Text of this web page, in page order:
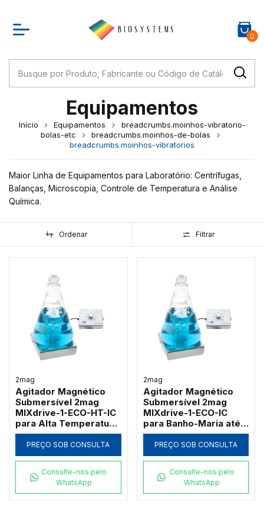
0
Equipamentos
Início Equipamentos
breadcrumbs.moinhos-vibratorio-
bolas-etc
breadcrumbs.moinhos-de-bolas
breadcrumbs.moinhos-vibratorios
Maior Linha de Equipamentos para Laboratório: Centrífugas,
Balanças, Microscopia, Controle de Temperatura e Análise
Química.
Ordenar Filtrar
2mag
Agitador Magnético
Submersível 2mag
MIXdrive-1-ECO-HT-IC
para Alta Temperatura
3L
PREÇO SOB CONSULTA
Consulte-nos pelo
WhatsApp
2mag
Agitador Magnético
Submersível 2mag
MIXdrive-1-ECO-IC
para Banho-Maria até
3L
PREÇO SOB CONSULTA
Consulte-nos pelo
WhatsApp